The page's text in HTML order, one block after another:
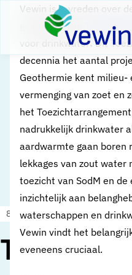
Direct naar content
Terug naar de
8 juli 2020 Nieuws
Vewin is tevreden over
gepubliceerde
voor drinkwater. Dit
decennia het aantal
Geothermie kent milieu-
vermenging van zoet en
het
nadrukkelijk drinkwater
aardwarmte gaan boren
lekkages van zout water
toezicht van SodM en
inzichtelijk aan
waterschappen en
Vewin vindt het
eveneens cruciaal.